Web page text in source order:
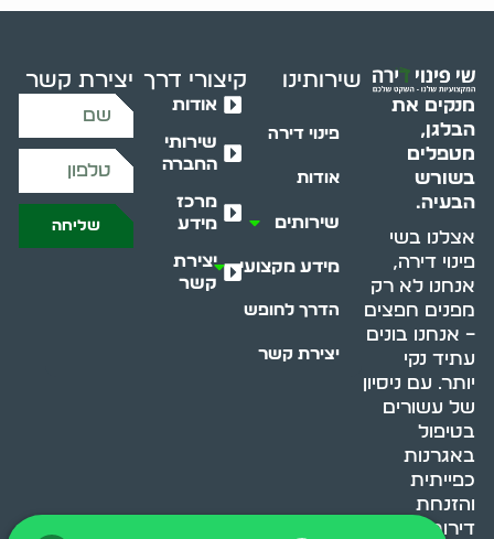
מנקים את
הבלגן,
מטפלים
בשורש
הבעיה.
אצלנו בשי
פינוי דירה,
אנחנו לא רק
מפנים חפצים
– אנחנו בונים
עתיד נקי
יותר. עם ניסיון
של עשורים
בטיפול
באגרנות
כפייתית
והזנחת
דירות, אנחנו
שירותינו
פינוי דירה
אודות
שירותים
מידע מקצועי
הדרך לחופש
יצירת קשר
קיצורי דרך
אודות
שירותי
החברה
מרכז
מידע
יצירת
קשר
יצירת קשר
שליחה